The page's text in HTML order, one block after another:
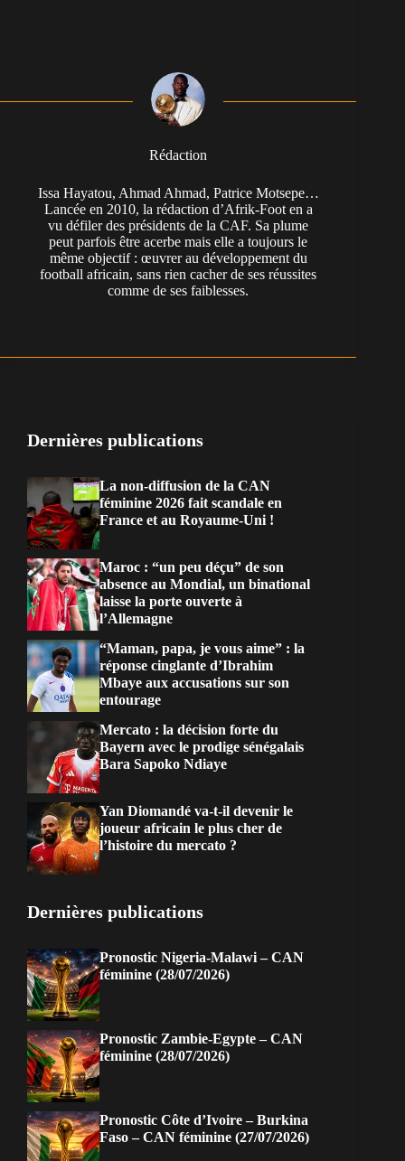
Rédaction
Issa Hayatou, Ahmad Ahmad, Patrice Motsepe…
Lancée en 2010, la rédaction d’Afrik-Foot en a
vu défiler des présidents de la CAF. Sa plume
peut parfois être acerbe mais elle a toujours le
même objectif : œuvrer au développement du
football africain, sans rien cacher de ses réussites
comme de ses faiblesses.
Dernières publications
La non-diffusion de la CAN
féminine 2026 fait scandale en
France et au Royaume-Uni !
Maroc : “un peu déçu” de son
absence au Mondial, un binational
laisse la porte ouverte à
l’Allemagne
“Maman, papa, je vous aime” : la
réponse cinglante d’Ibrahim
Mbaye aux accusations sur son
entourage
Mercato : la décision forte du
Bayern avec le prodige sénégalais
Bara Sapoko Ndiaye
Yan Diomandé va-t-il devenir le
joueur africain le plus cher de
l’histoire du mercato ?
Dernières publications
Pronostic Nigeria-Malawi – CAN
féminine (28/07/2026)
Pronostic Zambie-Egypte – CAN
féminine (28/07/2026)
Pronostic Côte d’Ivoire – Burkina
Faso – CAN féminine (27/07/2026)